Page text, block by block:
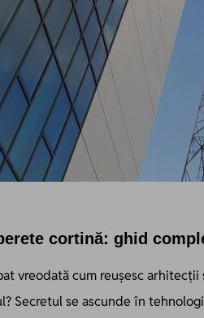
cortină: ghid
vreodată cum reușesc
Secretul se ascunde în